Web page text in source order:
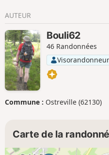
AUTEUR
Bouli62
46 Randonnées
Visorandonneur
Commune : Ostreville (62130)
Carte de la